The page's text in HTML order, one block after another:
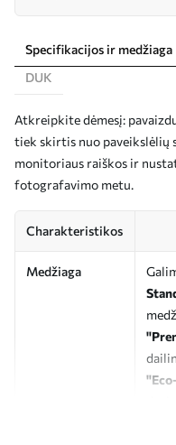
Specifikacijos ir medžiaga
DUK
Atkreipkite dėmesį:
tiek skirtis nuo paveikslėlių
monitoriaus raiškos ir
fotografavimo metu.
Charakteristikos
Medžiaga